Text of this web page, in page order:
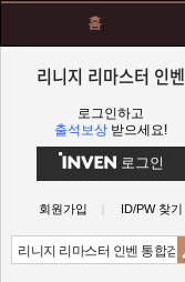
홈
리니지 리마스터 인벤
로그인하고
출석보상 받으세요!
로그인
회원가입 ID/PW 찾기